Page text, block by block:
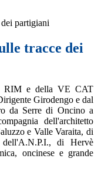
partigiani
tracce dei
RIM e della VE CAT
Girodengo e dal
da Serre di Oncino a
dell'architetto
e Valle Varaita, di
dell'A.N.P.I., di Hervè
oncinese e grande